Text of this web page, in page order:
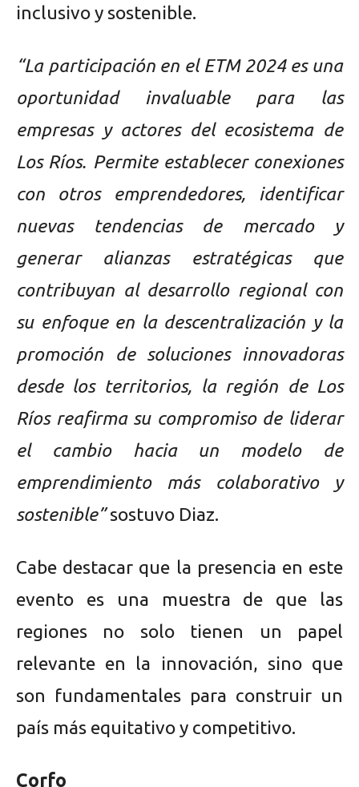
inclusivo y sostenible.
“La participación en el ETM 2024 es una
oportunidad invaluable para las
empresas y actores del ecosistema de
Los Ríos. Permite establecer conexiones
con otros emprendedores, identificar
nuevas tendencias de mercado y
generar alianzas estratégicas que
contribuyan al desarrollo regional con
su enfoque en la descentralización y la
promoción de soluciones innovadoras
desde los territorios, la región de Los
Ríos reafirma su compromiso de liderar
el cambio hacia un modelo de
emprendimiento más colaborativo y
sostenible”sostuvo Diaz.
Cabe destacar que la presencia en este
evento es una muestra de que las
regiones no solo tienen un papel
relevante en la innovación, sino que
son fundamentales para construir un
país más equitativo y competitivo.
Corfo